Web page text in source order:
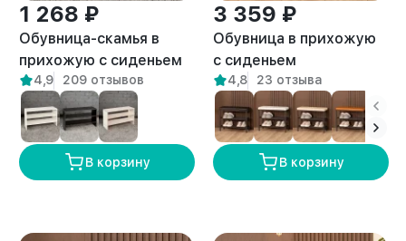
1 268 ₽
Обувница-скамья в
прихожую с сиденьем
Окана амаретто
4,9 209 отзывов
В корзину
3 359 ₽
Обувница в прихожую
с сиденьем
металлическая Джуно
белый/бежевый
4,8 23 отзыва
В корзину